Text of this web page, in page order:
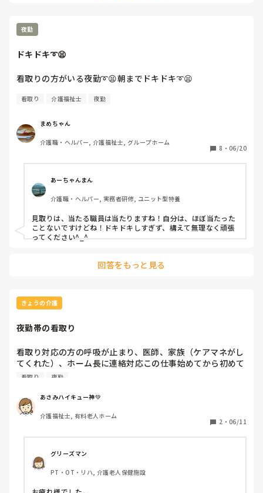
異動スタッフ「無理だよ。時間内に終わらせるなんて。だれ
も責めたりしないよ。深呼吸してご覧?気持ち切り替えて」
介護リーダー「これ未開封のチョコあげるから元気出しな。
私「やすみです」
しな」と
とあるパートさんが来られフロアの冷蔵庫の整理した際に利
用者様の飲み物期限切れが何本か出てこられ「これ飲み物あ
げるから元気だしな。飲み物飲みなさい。」と言われ
て、フロアへ戻るも涙が止まらず、時間経つことに
落ち着き、残業してくれたパートさんが「落ち着きました
か?気持ち。」と声をかけてくれ、泣いてしまった経緯など
を話し剥離の事故や胃ろう組の寝かしの時間が遅くなったこ
と事で怒鳴られ思った事を話すと
パートさんは頷きながら「本当に、あの看護師は気をつけた
合い方とかやり方は気をつけたほうが良いよ」と。
色々と言われ泣いてしまいました
泣きすぎて、目と頭が痛い‥
う点です。 私のいる宮崎県では、制度上は可能でもサ高住の特
定施設指定はまだなく、多くが通常型として運営されているた
けるかは、まさに現場ごとの工夫と判断に委ねられているのが
りないこともあり、グループホームやサ高住など地域の住まい
でも、状態が重くなってもできる限り最期まで暮らしを支える
方向を打ち出してきた経緯がありますよね。
その一方で、サ高住は「在宅」の位置づけでもあるため、医療
だと感じています。
多くは（私の所属部署したサ高住併設など）自立が基本、これ
が通常型だと思いですね…
夜勤
ドキドキ➰😫
看取りの方がいる夜勤➰😫朝までドキドキ➰😫
看取り 介護福祉士 夜勤
まめちゃん
介護職・ヘルパー, 介護福祉士, グループホーム
8 ・ 06/20
あーちゃんまん
介護職・ヘルパー, 実務者研修, ユニット型特養
見取りは、当たる職員は当たりますね！自分は、ほぼ当たった
ことないですけどね！ドキドキしすぎず、構えて無理なく頑張
ってください^_^
回答をもっと見る
きょうの介護
夜勤帯の看取り
看取り対応の方の呼吸が止まり、医師、家族（ケアマネがし
てくれた）、ホーム長に連絡対応この仕事始めてから初めて
やった。他の方の対応しながらだったからケアマネに任せな
無意識に力が入ってたからか一段落した時どっと疲れが出
た。ホーム長がチーフにも連絡したみたいで電話かかってき
た時少し落ち着けた。
看取り 夜勤
あさみハイキュー神💚
介護福祉士, 有料老人ホーム
2 ・ 06/11
グリーズマン
PT・OT・リハ, 介護老人保健施設